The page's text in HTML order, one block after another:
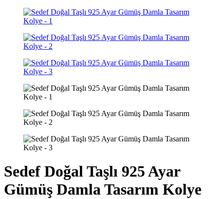
Sedef Doğal Taşlı 925 Ayar
Gümüş Damla Tasarım Kolye